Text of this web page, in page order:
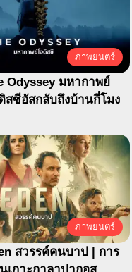
ภาพยนตร์
Odyssey มหากาพย์
สซีอัสกลับถึงบ้านกี่โมง
ภาพยนตร์
สวรรค์คนบาป | การ